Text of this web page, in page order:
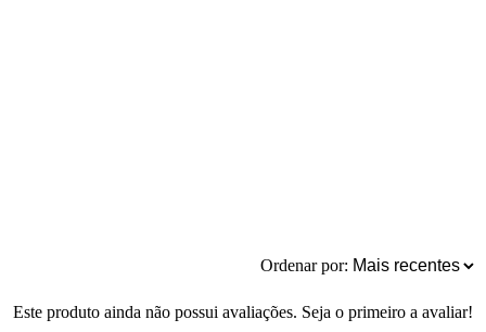
Ordenar por:
Este produto ainda não possui avaliações. Seja o primeiro a avaliar!